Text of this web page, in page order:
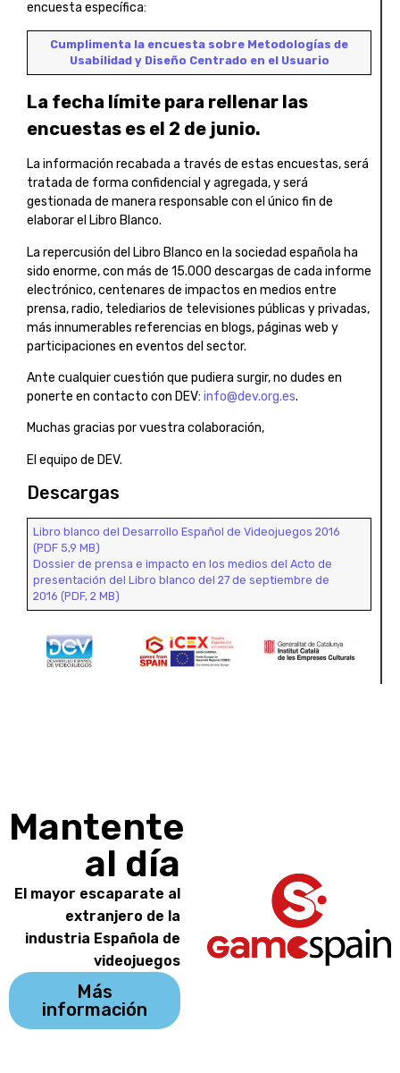
encuesta específica:
Cumplimenta la encuesta sobre Metodologías de
Usabilidad y Diseño Centrado en el Usuario
La fecha límite para rellenar las
encuestas es el 2 de junio.
La información recabada a través de estas encuestas, será
tratada de forma confidencial y agregada, y será
gestionada de manera responsable con el único fin de
elaborar el Libro Blanco.
La repercusión del Libro Blanco en la sociedad española ha
sido enorme, con más de 15.000 descargas de cada informe
electrónico, centenares de impactos en medios entre
prensa, radio, telediarios de televisiones públicas y privadas,
más innumerables referencias en blogs, páginas web y
participaciones en eventos del sector.
Ante cualquier cuestión que pudiera surgir, no dudes en
ponerte en contacto con DEV: info@dev.org.es.
Muchas gracias por vuestra colaboración,
El equipo de DEV.
Descargas
Libro blanco del Desarrollo Español de Videojuegos 2016
(PDF 5,9 MB)
Dossier de prensa e impacto en los medios del Acto de
presentación del Libro blanco del 27 de septiembre de
2016 (PDF, 2 MB)
Mantente
al día
El mayor escaparate al
extranjero de la
industria Española de
videojuegos
Más
información